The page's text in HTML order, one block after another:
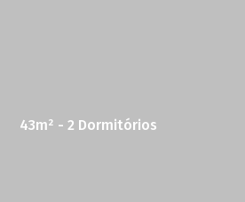
43m² - 2 Dormitórios